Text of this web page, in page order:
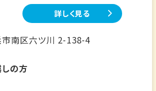
詳しく見る
南区六ツ川 2-138-4
の方